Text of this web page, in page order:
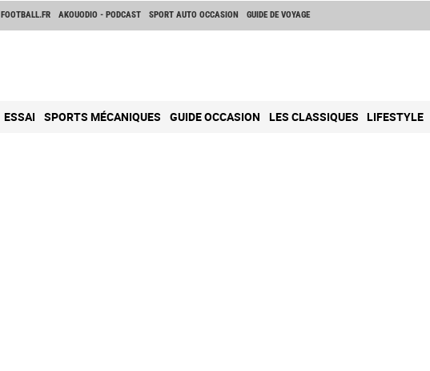
FOOTBALL.FR AKOUODIO - PODCAST SPORT AUTO OCCASION GUIDE DE VOYAGE
ESSAI SPORTS MÉCANIQUES GUIDE OCCASION LES CLASSIQUES LIFESTYLE